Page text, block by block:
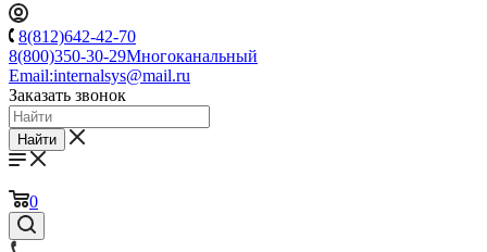
8(812)642-42-70
8(800)350-30-29Многоканальный
Email:internalsys@mail.ru
Заказать звонок
Найти
0